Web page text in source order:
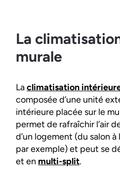
La
murale
Laclimatisation
composée d’une unité
intérieure placée sur le
permet de rafraîchir l’air
d’un logement (du salon
par exemple) et peut se
et en multi-split.